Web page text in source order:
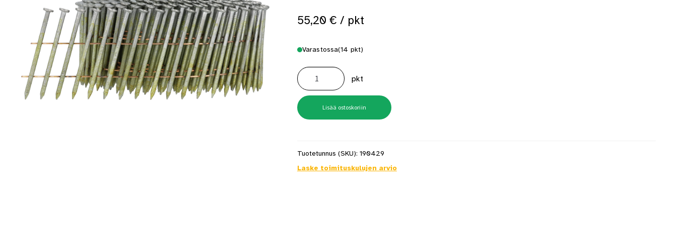
55,20 € / pkt
Varastossa(14 pkt)
EL24ASBHR
60x2,3mm
16°
Rullanaula
KS
kampa
2400
kpl/pkt
määrä
pkt
Lisää ostoskoriin
Tuotetunnus (SKU): 190429
Laske toimituskulujen arvio